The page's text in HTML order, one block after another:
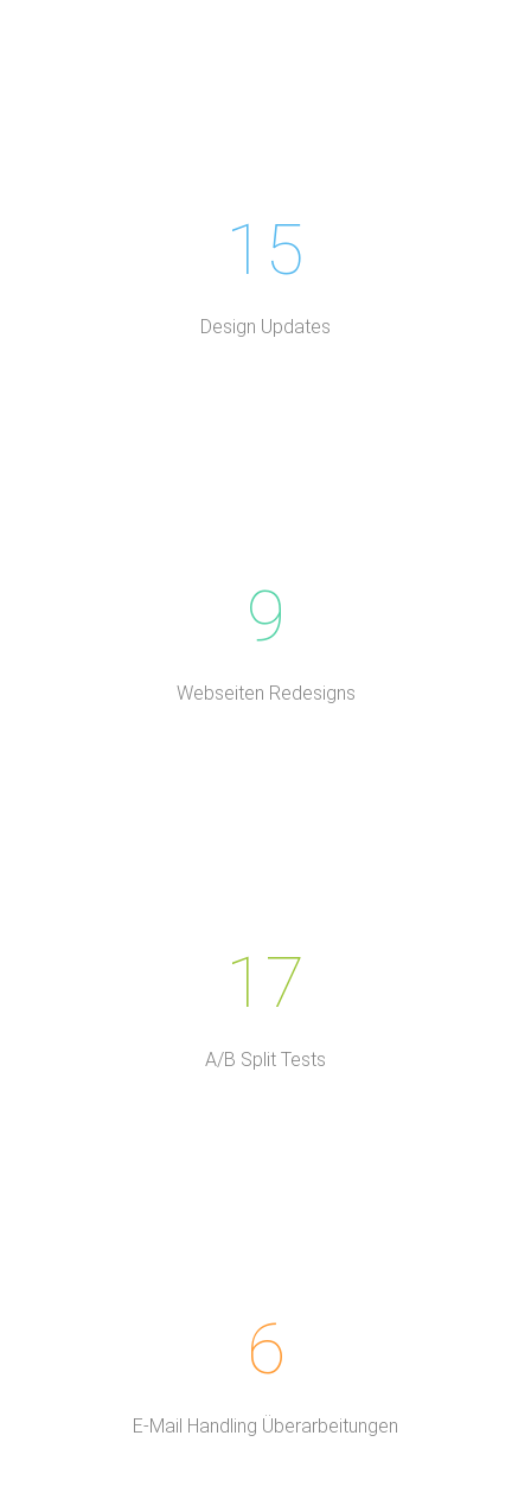
15
Design Updates
9
Webseiten Redesigns
17
A/B Split Tests
6
E-Mail Handling Überarbeitungen